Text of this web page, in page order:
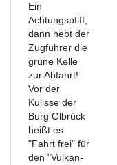
Ein
Achtungspfiff,
dann hebt der
Zugführer die
grüne Kelle
zur Abfahrt!
Vor der
Kulisse der
Burg Olbrück
heißt es
"Fahrt frei" für
den "Vulkan-